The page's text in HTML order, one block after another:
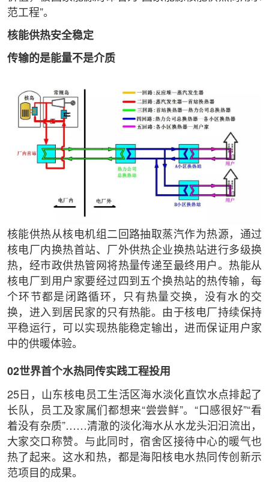
范工程”。
核能供热安全稳定
传输的是能量不是介质
核能供热从核电机组二回路抽取蒸汽作为热源，通过
核电厂内换热首站、厂外供热企业换热站进行多级换
热，经市政供热管网将热量传递至最终用户。热能从
核电厂到用户家要经过四到五个换热站的热传输，每
个环节都是闭路循环，只有热量交换，没有水的交
换，进入到居民家的只有热能。由于核电厂持续保持
平稳运行，可以实现热能稳定输出，进而保证用户家
中的供暖体验。
02世界首个水热同传实践工程投用
25日，山东核电员工生活区海水淡化直饮水点排起了
长队，员工及家属们都想来“尝尝鲜”。“口感很好”“看
着没有杂质”……清澈的淡化海水从水龙头汩汩流出，
大家交口称赞。与此同时，宿舍区接待中心的暖气也
热了起来。这水和热，都是海阳核电水热同传创新示
范项目的成果。